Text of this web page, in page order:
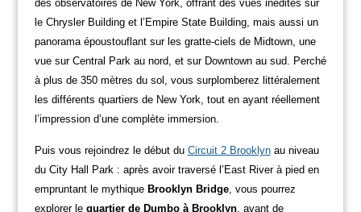
des observatoires de New York, offrant des vues inédites sur
le Chrysler Building et l’Empire State Building, mais aussi un
panorama époustouflant sur les gratte-ciels de Midtown, une
vue sur Central Park au nord, et sur Downtown au sud. Perché
à plus de 350 mètres du sol, vous surplomberez littéralement
les différents quartiers de New York, tout en ayant réellement
l’impression d’une complète immersion.
Puis vous rejoindrez le début du Circuit 2 Brooklynau niveau
du City Hall Park : après avoir traversé l’East River à pied en
empruntant le mythique Brooklyn Bridge, vous pourrez
explorer le quartier de Dumbo à Brooklyn, avant de